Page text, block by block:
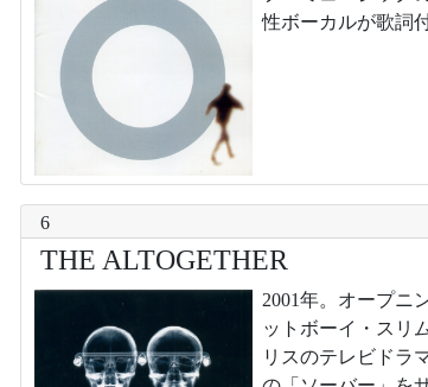
性ボーカルが歌詞
6
THE ALTOGETHER
2001年。オープニ
ットボーイ・スリ
リスのテレビドラ